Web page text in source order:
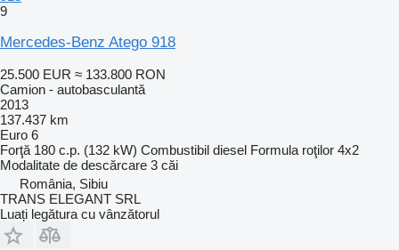
9
Mercedes-Benz Atego 918
25.500 EUR ≈ 133.800 RON
Camion - autobasculantă
2013
137.437 km
Euro 6
Forţă 180 c.p. (132 kW) Combustibil diesel Formula roţilor 4x2
Modalitate de descărcare 3 căi
România, Sibiu
TRANS ELEGANT SRL
Luați legătura cu vânzătorul